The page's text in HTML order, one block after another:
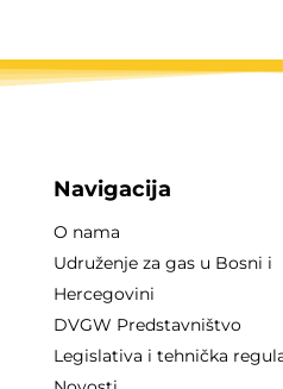
Navigacija
O nama
Udruženje za gas u Bosni i
Hercegovini
DVGW Predstavništvo
Legislativa i tehnička